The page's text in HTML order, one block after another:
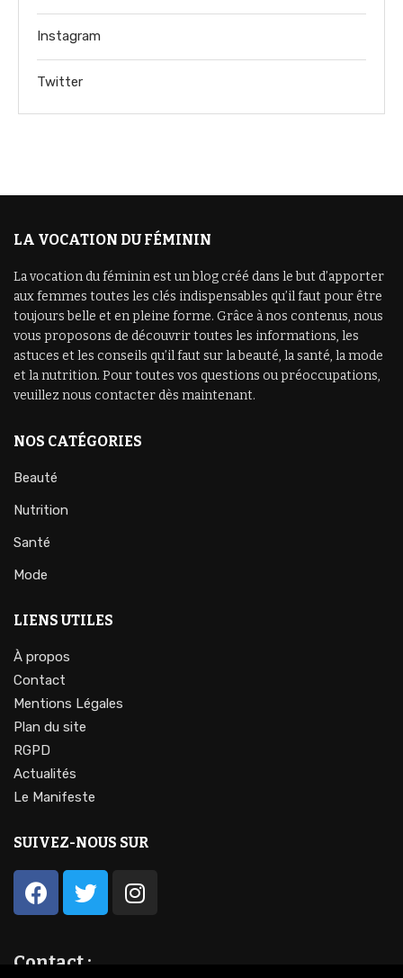
Instagram
Twitter
LA VOCATION DU FÉMININ
La vocation du féminin est un blog créé dans le but d’apporter
aux femmes toutes les clés indispensables qu’il faut pour être
toujours belle et en pleine forme. Grâce à nos contenus, nous
vous proposons de découvrir toutes les informations, les
astuces et les conseils qu’il faut sur la beauté, la santé, la mode
et la nutrition. Pour toutes vos questions ou préoccupations,
veuillez nous contacter dès maintenant.
NOS CATÉGORIES
Beauté
Nutrition
Santé
Mode
LIENS UTILES
À propos
Contact
Mentions Légales
Plan du site
RGPD
Actualités
Le Manifeste
SUIVEZ-NOUS SUR
Contact :